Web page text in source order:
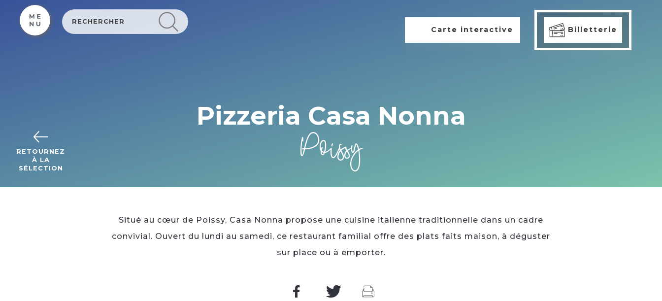
Carte interactive Billetterie
RETOURNEZ
À LA
SÉLECTION
Pizzeria Casa Nonna
Poissy
Situé au cœur de Poissy, Casa Nonna propose une cuisine italienne traditionnelle dans un cadre
convivial. Ouvert du lundi au samedi, ce restaurant familial offre des plats faits maison, à déguster
sur place ou à emporter.
Cookies management panel